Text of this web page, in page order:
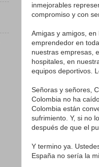
inmejorables
compromiso y con
Amigas y amigos,
emprendedor en
nuestras empresas,
hospitales, en
equipos deportivos.
Señoras y señores,
Colombia no ha
Colombia están
sufrimiento. Y, si no
después de que el
Y termino ya.
España no sería la